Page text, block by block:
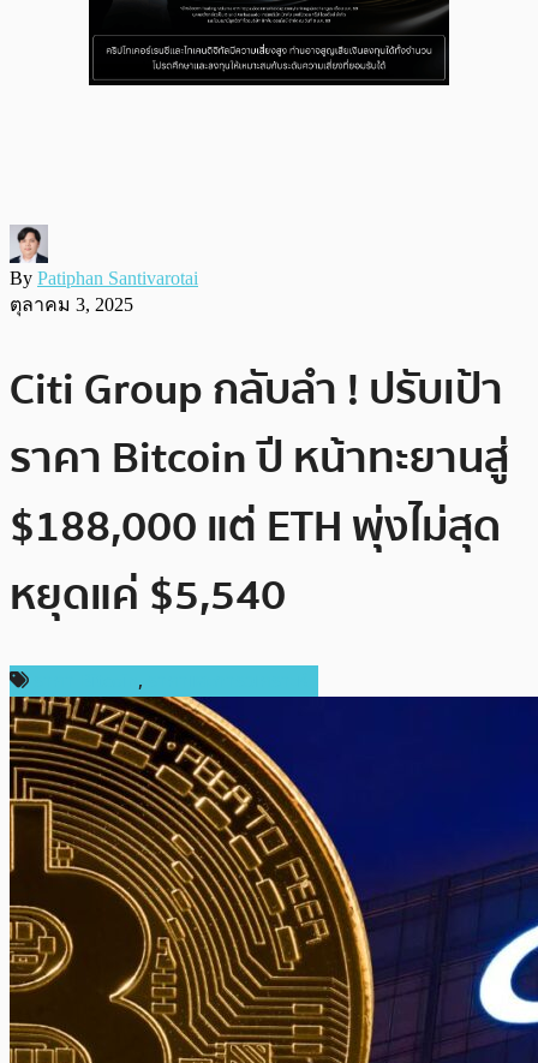
By Patiphan Santivarotai
ตุลาคม 3, 2025
Citi Group กลับลำ ! ปรับเป้า
ราคา Bitcoin ปี หน้าทะยานสู่
$188,000 แต่ ETH พุ่งไม่สุด
หยุดแค่ $5,540
,